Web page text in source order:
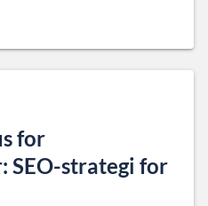
for
SEO-strategi for